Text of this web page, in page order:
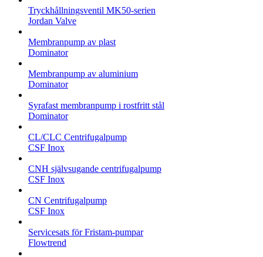
Tryckhållningsventil MK50-serien
Jordan Valve
Membranpump av plast
Dominator
Membranpump av aluminium
Dominator
Syrafast membranpump i rostfritt stål
Dominator
CL/CLC Centrifugalpump
CSF Inox
CNH självsugande centrifugalpump
CSF Inox
CN Centrifugalpump
CSF Inox
Servicesats för Fristam-pumpar
Flowtrend